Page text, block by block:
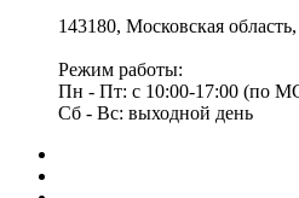
143180, Московская
Режим работы:
Пн - Пт: с 10:00-17:00 (по
Сб - Вс: выходной день